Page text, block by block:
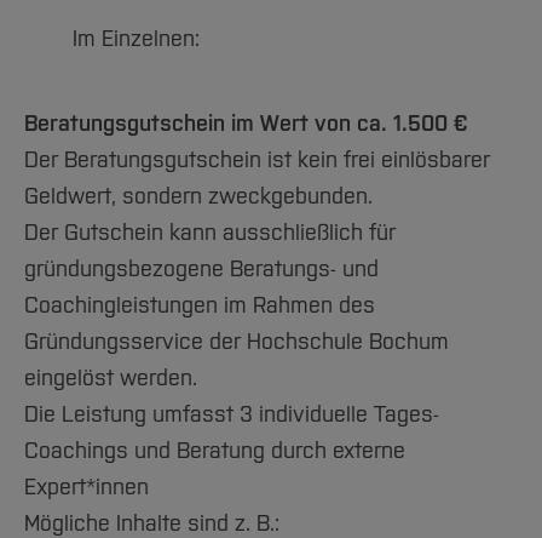
Im Einzelnen:
Beratungsgutschein im Wert von ca. 1.500 €
Der Beratungsgutschein ist kein frei einlösbarer
Geldwert, sondern zweckgebunden.
Der Gutschein kann ausschließlich für
gründungsbezogene Beratungs- und
Coachingleistungen im Rahmen des
Gründungsservice der Hochschule Bochum
eingelöst werden.
Die Leistung umfasst 3 individuelle Tages-
Coachings und Beratung durch externe
Expert*innen
Mögliche Inhalte sind z. B.: